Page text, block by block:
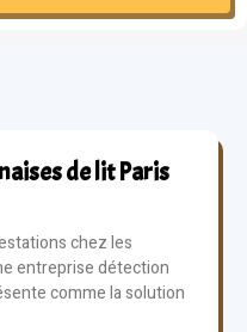
de lit Paris
chez les
entreprise détection
comme la solution